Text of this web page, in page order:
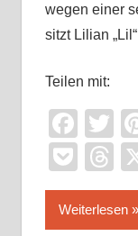
wegen einer
sitzt Lilian
Teilen mit:
Weiterlesen